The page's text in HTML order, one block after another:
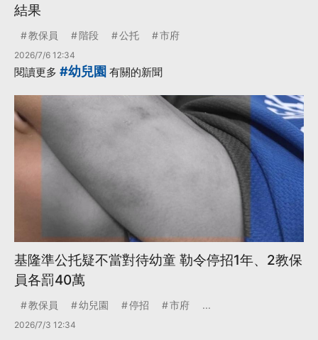
結果
教保員 階段 公托 市府
2026/7/6 12:34
閱讀更多 #幼兒園 有關的新聞
基隆準公托疑不當對待幼童 勒令停招1年、2教保
員各罰40萬
教保員 幼兒園 停招 市府 ...
2026/7/3 12:34